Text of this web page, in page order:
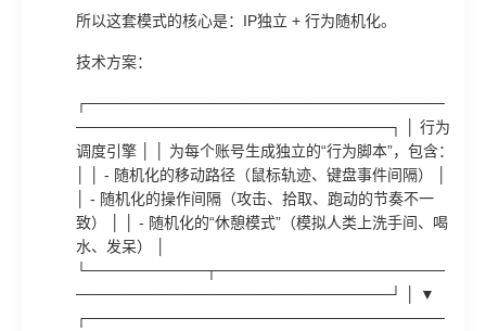
所以这套模式的核心是：IP独立 + 行为随机化。
技术方案：
┌─────────────────────────────────
─────────────────────────────┐ │ 行为
调度引擎 │ │ 为每个账号生成独立的“行为脚本”，包含：
│ │ - 随机化的移动路径（鼠标轨迹、键盘事件间隔） │
│ - 随机化的操作间隔（攻击、拾取、跑动的节奏不一
致） │ │ - 随机化的“休憩模式”（模拟人类上洗手间、喝
水、发呆） │
└───────────┬─────────────────────
─────────────────────────────┘ │ ▼
┌─────────────────────────────────